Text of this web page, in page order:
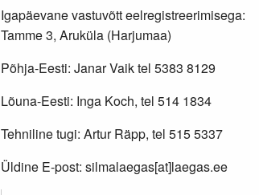
Igapäevane vastuvõtt eelregistreerimisega:
Tamme 3, Aruküla (Harjumaa)
Põhja-Eesti: Janar Vaik tel 5383 8129
Lõuna-Eesti: Inga Koch, tel 514 1834
Tehniline tugi: Artur Räpp, tel 515 5337
Üldine E-post: silmalaegas[at]laegas.ee